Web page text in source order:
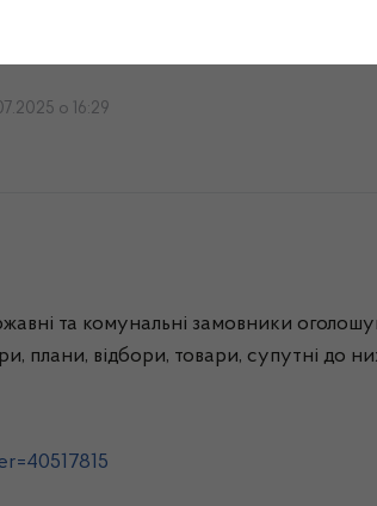
закупівель
о 16:29
та комунальні замовники
плани, відбори, товари, супутні до